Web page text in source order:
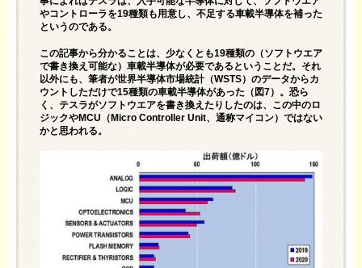
やコントローラを19種類も用意し、不足する車載半導体を補った
というのである。
この記事から分かることは、少なくとも19種類の（ソフトウエア
で書き換え可能な）車載半導体が必要であるということだ。それ
以外にも、筆者が世界半導体市場統計（WSTS）のデータからカ
ウントしただけで15種類の車載半導体があった（図7）。恐ら
く、テスラがソフトウエアを書き換えたりしたのは、この中のロ
ジックやMCU（Micro Controller Unit、通称マイコン）ではない
かと思われる。